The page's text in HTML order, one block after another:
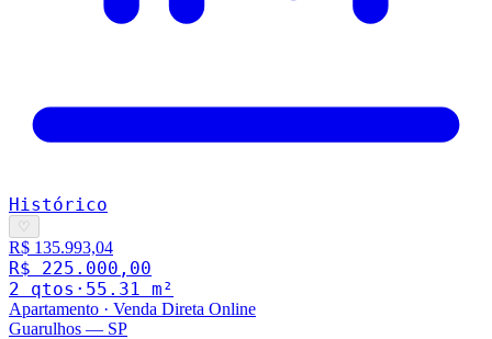
Histórico
♡
R$ 135.993,04
R$ 225.000,00
2 qtos · 55.31 m²
Apartamento · Venda Direta Online
Guarulhos — SP